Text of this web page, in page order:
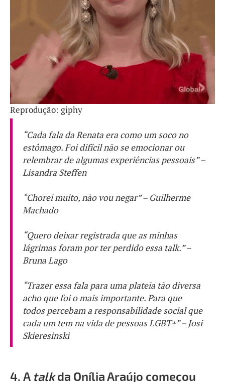
Reprodução: giphy
“Cada fala da Renata era como um soco no
estômago. Foi difícil não se emocionar ou
relembrar de algumas experiências pessoais” –
Lisandra Steffen
“Chorei muito, não vou negar” – Guilherme
Machado
“Quero deixar registrada que as minhas
lágrimas foram por ter perdido essa talk.” –
Bruna Lago
“Trazer essa fala para uma plateia tão diversa
acho que foi o mais importante. Para que
todos percebam a responsabilidade social que
cada um tem na vida de pessoas LGBT+” – Josi
Skieresinski
4. A talkda Onília Araújo começou